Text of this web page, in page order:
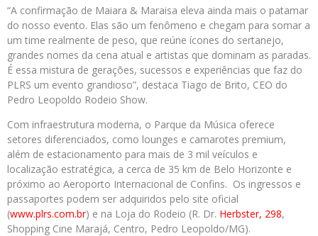
“A confirmação de Maiara & Maraisa eleva ainda mais o patamar
do nosso evento. Elas são um fenômeno e chegam para somar a
um time realmente de peso, que reúne ícones do sertanejo,
grandes nomes da cena atual e artistas que dominam as paradas.
É essa mistura de gerações, sucessos e experiências que faz do
PLRS um evento grandioso”, destaca Tiago de Brito, CEO do
Pedro Leopoldo Rodeio Show.
Com infraestrutura moderna, o Parque da Música oferece
setores diferenciados, como lounges e camarotes premium,
além de estacionamento para mais de 3 mil veículos e
localização estratégica, a cerca de 35 km de Belo Horizonte e
próximo ao Aeroporto Internacional de Confins. Os ingressos e
passaportes podem ser adquiridos pelo site oficial
(www.plrs.com.br) e na Loja do Rodeio (R. Dr. Herbster, 298,
Shopping Cine Marajá, Centro, Pedro Leopoldo/MG).